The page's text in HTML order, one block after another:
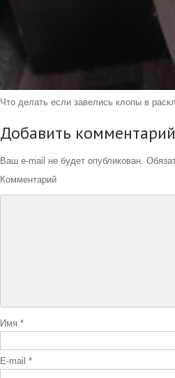
Что делать если завелись клопы в
Добавить комментарий
Ваш e-mail не будет опубликован.
Комментарий
Имя *
E-mail *